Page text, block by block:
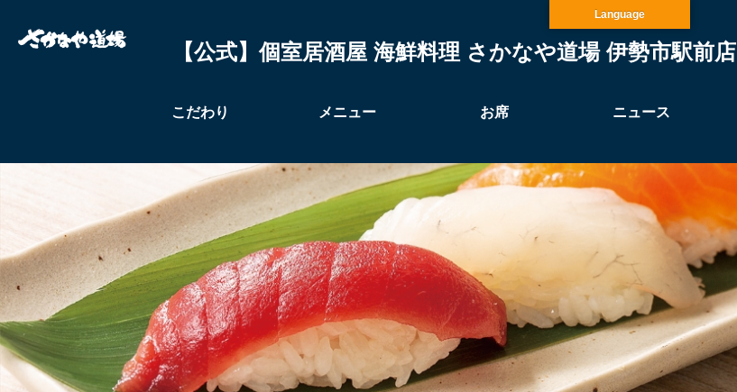
【公式】個室居酒屋 海鮮料理 さかなや道場 伊勢市駅前店
こだわり メニュー お席 ニュース
Language